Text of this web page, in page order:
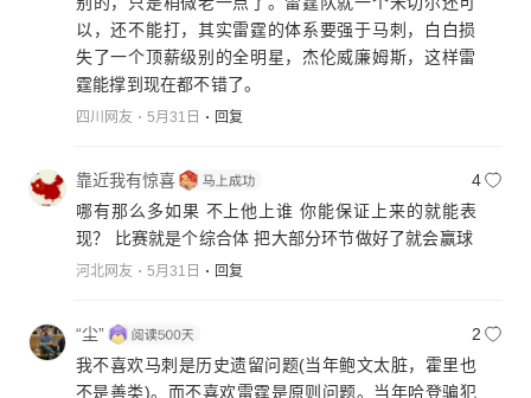
以，还不能打，其实雷霆的体系要强于马刺，白白损
失了一个顶薪级别的全明星，杰伦威廉姆斯，这样雷
霆能撑到现在都不错了。
四川网友 5月31日 回复
靠近我有惊喜
4
哪有那么多如果 不上他上谁 你能保证上来的就能表
现？ 比赛就是个综合体 把大部分环节做好了就会赢球
河北网友 5月31日 回复
“尘”
2
我不喜欢马刺是历史遗留问题(当年鲍文太脏，霍里也
不是善类)。而不喜欢雷霆是原则问题。当年哈登骗犯